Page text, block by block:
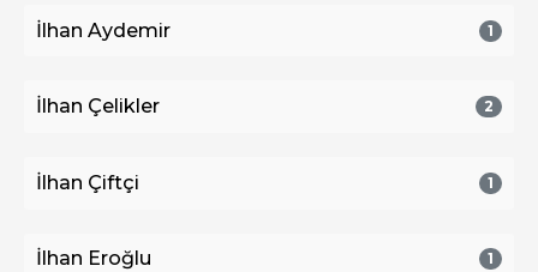
İlhan Aydemir 1
İlhan Çelikler 2
İlhan Çiftçi 1
İlhan Eroğlu 1